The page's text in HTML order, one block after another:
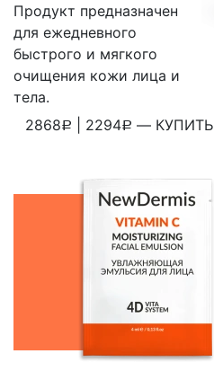
Продукт предназначен
для ежедневного
быстрого и мягкого
очищения кожи лица и
тела.
2868Р 2294Р — КУПИТЬ